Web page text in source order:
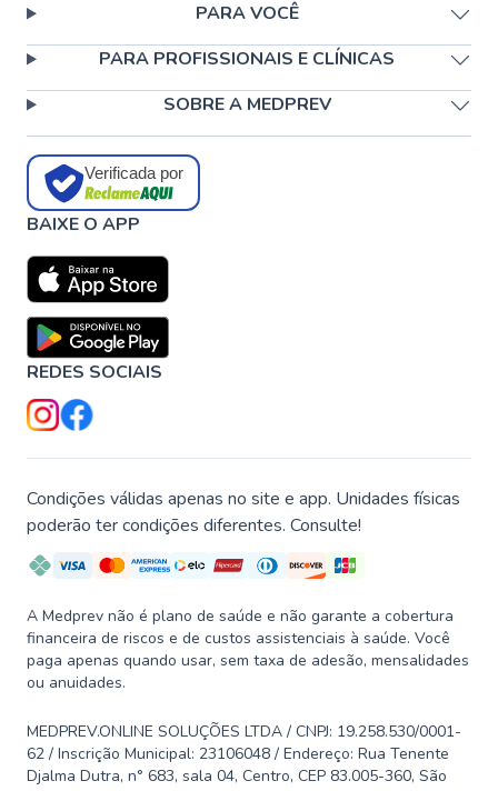
PARA VOCÊ
PARA PROFISSIONAIS E CLÍNICAS
SOBRE A MEDPREV
Verificada por
BAIXE O APP
REDES SOCIAIS
Condições válidas apenas no site e app. Unidades físicas
poderão ter condições diferentes. Consulte!
A Medprev não é plano de saúde e não garante a cobertura
financeira de riscos e de custos assistenciais à saúde. Você
paga apenas quando usar, sem taxa de adesão, mensalidades
ou anuidades.
MEDPREV.ONLINE SOLUÇÕES LTDA / CNPJ: 19.258.530/0001-
62 / Inscrição Municipal: 23106048 / Endereço: Rua Tenente
Djalma Dutra, n° 683, sala 04, Centro, CEP 83.005-360, São